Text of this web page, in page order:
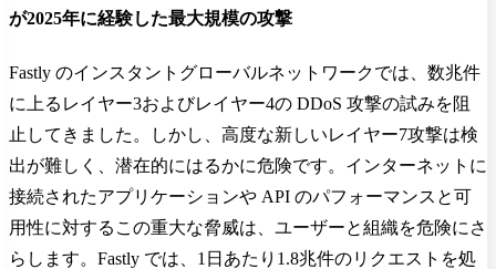
が2025年に経験した最大規模の攻撃
Fastly のインスタントグローバルネットワークでは、数兆件
に上るレイヤー3およびレイヤー4の DDoS 攻撃の試みを阻
止してきました。しかし、高度な新しいレイヤー7攻撃は検
出が難しく、潜在的にはるかに危険です。インターネットに
接続されたアプリケーションや API のパフォーマンスと可
用性に対するこの重大な脅威は、ユーザーと組織を危険にさ
らします。Fastly では、1日あたり1.8兆件のリクエストを処